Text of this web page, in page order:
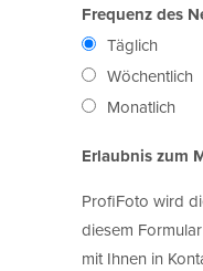
Frequenz des
Täglich
Wöchentlich
Monatlich
Erlaubnis zum
ProfiFoto wird
diesem
mit Ihnen in